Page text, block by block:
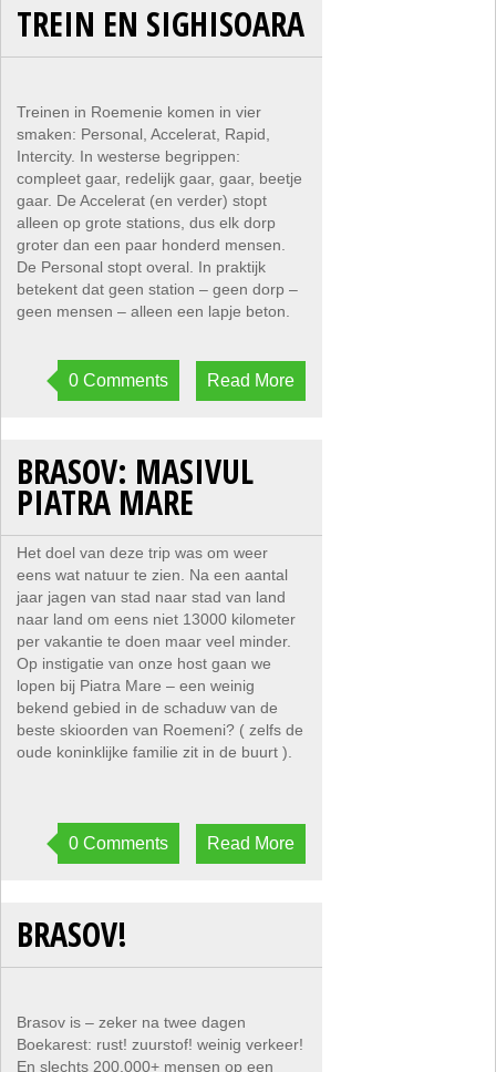
TREIN EN SIGHISOARA
Treinen in Roemenie komen in vier
smaken: Personal, Accelerat, Rapid,
Intercity. In westerse begrippen:
compleet gaar, redelijk gaar, gaar, beetje
gaar. De Accelerat (en verder) stopt
alleen op grote stations, dus elk dorp
groter dan een paar honderd mensen.
De Personal stopt overal. In praktijk
betekent dat geen station – geen dorp –
geen mensen – alleen een lapje beton.
0 Comments Read More
BRASOV: MASIVUL
PIATRA MARE
Het doel van deze trip was om weer
eens wat natuur te zien. Na een aantal
jaar jagen van stad naar stad van land
naar land om eens niet 13000 kilometer
per vakantie te doen maar veel minder.
Op instigatie van onze host gaan we
lopen bij Piatra Mare – een weinig
bekend gebied in de schaduw van de
beste skioorden van Roemeni? ( zelfs de
oude koninklijke familie zit in de buurt ).
0 Comments Read More
BRASOV!
Brasov is – zeker na twee dagen
Boekarest: rust! zuurstof! weinig verkeer!
En slechts 200.000+ mensen op een